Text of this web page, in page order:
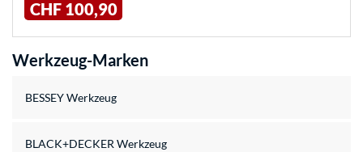
CHF 100,90
Werkzeug-Marken
BESSEY Werkzeug
BLACK+DECKER Werkzeug